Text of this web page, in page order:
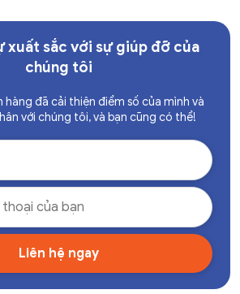
xuất sắc với sự giúp đỡ của
chúng tôi
hàng đã cải thiện điểm số của mình và
với chúng tôi, và bạn cũng có thể!